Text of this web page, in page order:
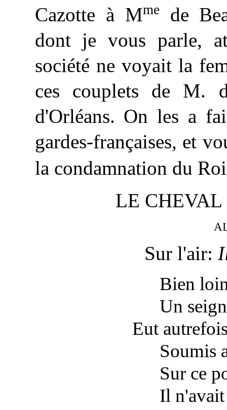
Cazotte à Mme
de
dont je vous parle,
société ne voyait la
ces couplets de M.
d'Orléans. On les a
gardes-françaises, et
la condamnation du
LE
Sur l'air:
Bien loin
Un
Eut
Soumis
Sur ce
Il n'avait